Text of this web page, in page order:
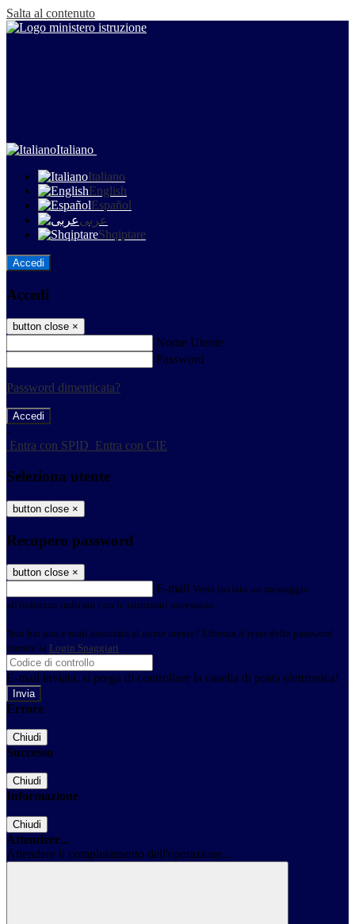
Salta al contenuto
Italiano
Italiano
English
Español
عربى
Shqiptare
Accedi
Accedi
button close ×
Nome Utente
Password
Password dimenticata?
-
Entra con SPID Entra con CIE
Seleziona utente
button close ×
Recupero password
button close ×
E-mail Verrà inviato un messaggio
all'indirizzo indicato con le istruzioni necessarie.
Non hai una e-mail associata al nome utente? Effettua il reset della password
tramite la Login Spaggiari
E-mail inviata, si prega di controllare la casella di posta elettronica!
Errore
Chiudi
Successo
Chiudi
Informazione
Chiudi
Attendere...
Attendere il completamento dell'operazione...